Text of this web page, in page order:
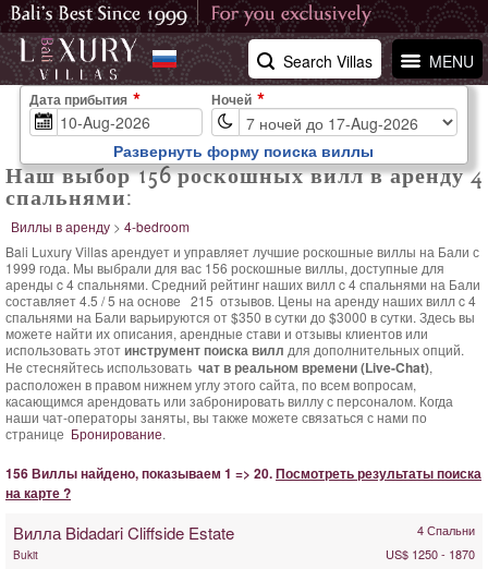
MENU
Search Villas
Наш выбор 156 роскошных вилл в аренду 4
спальнями:
Виллы в аренду > 4-bedroom
Bali Luxury Villas арендует и управляет лучшие роскошные виллы на Бали с
1999 года. Мы выбрали для вас 156 роскошные виллы, доступные для
аренды c 4 спальнями. Средний рейтинг наших вилл c 4 спальнями на Бали
составляет4.5 /5 на основе 215 отзывов. Цены на аренду наших вилл c 4
спальнями на Бали варьируются от $350 в сутки до $3000 в сутки. Здесь вы
можете найти их описания, арендные стави и отзывы клиентов или
использовать этотинструмент поиска вилл для дополнительных опций.
Не стесняйтесь использовать чат в реальном времени (Live-Chat),
расположен в правом нижнем углу этого сайта, по всем вопросам,
касающимся арендовать или забронировать виллу с персоналом. Когда
наши чат-операторы заняты, вы также можете связаться с нами по
странице Бронирование.
156 Виллы найдено, показываем 1 => 20.Посмотреть результаты поиска
на карте ?
Вилла Bidadari Cliffside Estate 4 Спальни
Bukit
US$ 1250 - 1870
Дата прибытия Ночей
Развернуть форму поиска виллы